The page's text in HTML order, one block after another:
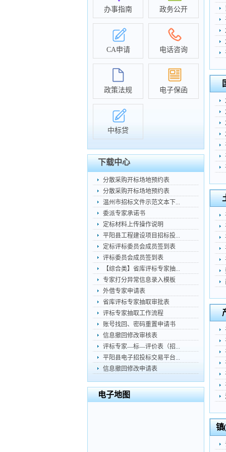
办事指南 政务公开
CA申请 电话咨询
政策法规 电子保函
中标贷
下载中心
分散采购开标场地预约表
分散采购开标场地预约表
温州市招标文件示范文本下...
委派专家承诺书
定标材料上传操作说明
平阳县工程建设项目招标投...
定标评标委员会成员签到表
评标委员会成员签到表
【综合类】省库评标专家抽...
专家打分异常信息录入模板
外借专家申请表
省库评标专家抽取审批表
评标专家抽取工作流程
账号找回、密码重置申请书
信息撤回修改审核表
评标专家—标—评价表（招...
平阳县电子招投标交易平台...
信息撤回修改申请表
电子地图
镇